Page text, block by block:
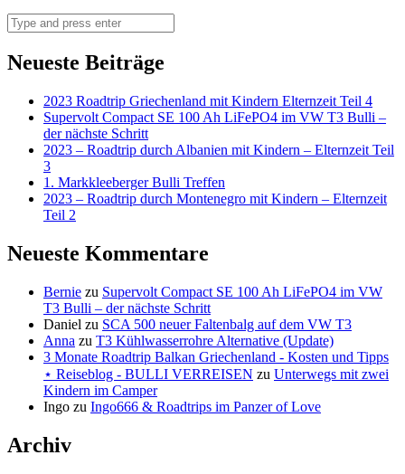
BULLI
VERREISEN
Reiseblog
-
BULLI
Search
Neueste Beiträge
2023 Roadtrip Griechenland mit Kindern Elternzeit Teil 4
Supervolt Compact SE 100 Ah LiFePO4 im VW T3 Bulli –
der nächste Schritt
2023 – Roadtrip durch Albanien mit Kindern – Elternzeit Teil
3
1. Markkleeberger Bulli Treffen
2023 – Roadtrip durch Montenegro mit Kindern – Elternzeit
Teil 2
Neueste Kommentare
Bernie zu Supervolt Compact SE 100 Ah LiFePO4 im VW
T3 Bulli – der nächste Schritt
Daniel zu SCA 500 neuer Faltenbalg auf dem VW T3
Anna zu T3 Kühlwasserrohre Alternative (Update)
3 Monate Roadtrip Balkan Griechenland - Kosten und Tipps
⋆ Reiseblog - BULLI VERREISEN zu Unterwegs mit zwei
Kindern im Camper
Ingo zu Ingo666 & Roadtrips im Panzer of Love
Archiv